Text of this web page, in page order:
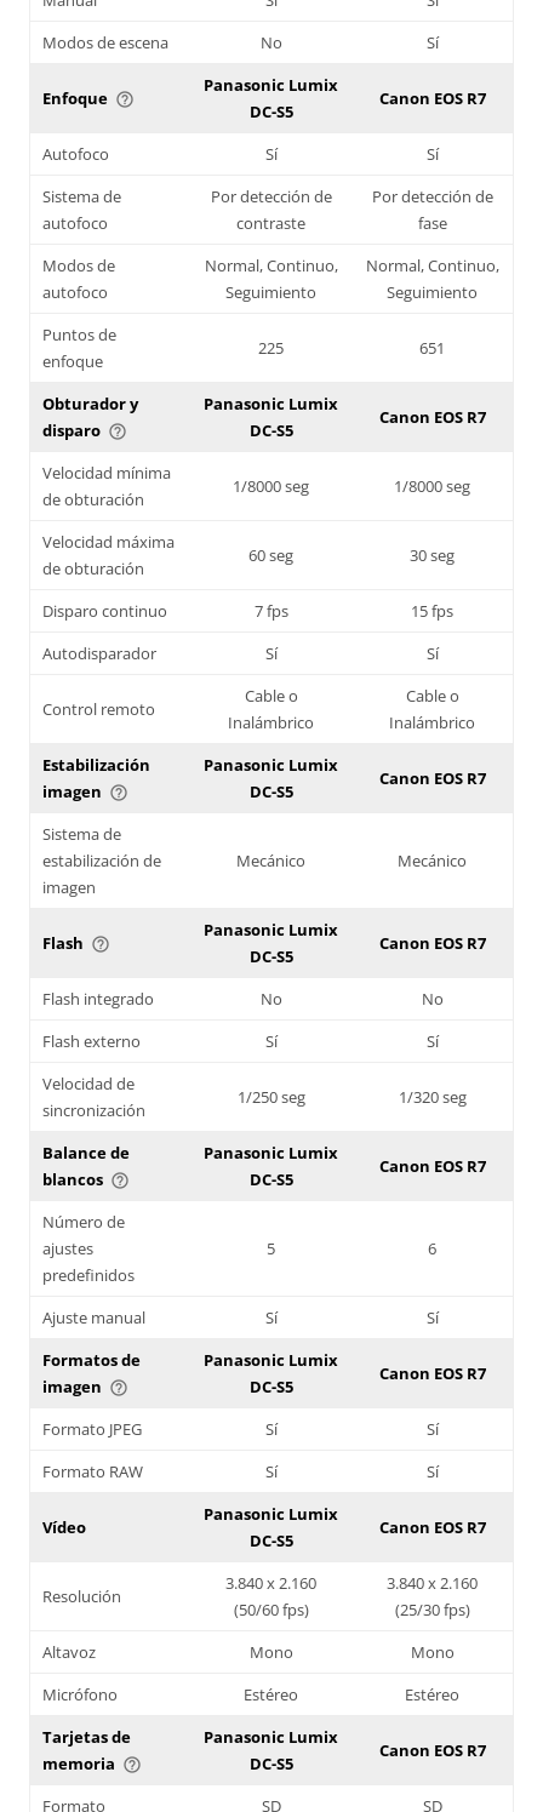
Modos de escena
No Sí
Enfoque help_outline
Panasonic Lumix
DC-S5
Canon EOS R7
Autofoco Sí
Sí
Sistema de
autofoco
Por detección de
contraste
Por detección de
fase
Modos de
autofoco
Normal, Continuo,
Seguimiento
Normal, Continuo,
Seguimiento
Puntos de
enfoque
225 651
Obturador y
disparo help_outline
Panasonic Lumix
DC-S5
Canon EOS R7
Velocidad mínima
de obturación
1/8000 seg 1/8000 seg
Velocidad máxima
de obturación
60 seg 30 seg
Disparo continuo 7 fps
15 fps
Autodisparador
Sí Sí
Control remoto
Cable o
Inalámbrico
Cable o
Inalámbrico
Estabilización
imagen help_outline
Panasonic Lumix
DC-S5
Canon EOS R7
Sistema de
estabilización de
imagen
Mecánico Mecánico
Flash help_outline
Panasonic Lumix
DC-S5
Canon EOS R7
Flash integrado No
No
Flash externo
Sí
Sí
Velocidad de
sincronización
1/250 seg 1/320 seg
Balance de
blancos help_outline
Panasonic Lumix
DC-S5
Canon EOS R7
Número de
ajustes
predefinidos
5 6
Ajuste manual Sí
Sí
Formatos de
imagen help_outline
Panasonic Lumix
DC-S5
Canon EOS R7
Formato JPEG Sí
Sí
Formato RAW
Sí Sí
Vídeo
Panasonic Lumix
DC-S5
Canon EOS R7
Resolución
3.840 x 2.160
(50/60 fps)
3.840 x 2.160
(25/30 fps)
Altavoz
Mono
Mono
Micrófono
Estéreo
Estéreo
Tarjetas de
memoria help_outline
Panasonic Lumix
DC-S5
Canon EOS R7
Formato SD
SD